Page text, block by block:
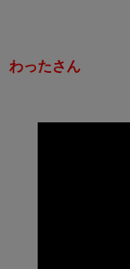
わったさん